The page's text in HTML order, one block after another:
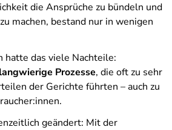
die Ansprüche zu bündeln und
machen, bestand nur in wenigen
hatte das viele Nachteile:
langwierige Prozesse, die oft zu sehr
der Gerichte führten – auch zu
geändert: Mit der